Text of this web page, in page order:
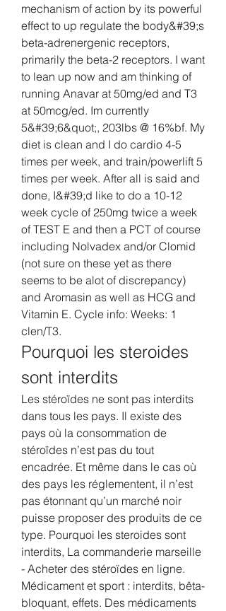
mechanism of action by its powerful
effect to up regulate the body&#39;s
beta-adrenergenic receptors,
primarily the beta-2 receptors. I want
to lean up now and am thinking of
running Anavar at 50mg/ed and T3
at 50mcg/ed. Im currently
5&#39;6&quot;, 203lbs @ 16%bf. My
diet is clean and I do cardio 4-5
times per week, and train/powerlift 5
times per week. After all is said and
done, I&#39;d like to do a 10-12
week cycle of 250mg twice a week
of TEST E and then a PCT of course
including Nolvadex and/or Clomid
(not sure on these yet as there
seems to be alot of discrepancy)
and Aromasin as well as HCG and
Vitamin E. Cycle info: Weeks: 1
clen/T3.
Pourquoi les steroides
sont interdits
Les stéroïdes ne sont pas interdits
dans tous les pays. Il existe des
pays où la consommation de
stéroïdes n’est pas du tout
encadrée. Et même dans le cas où
des pays les réglementent, il n’est
pas étonnant qu’un marché noir
puisse proposer des produits de ce
type. Pourquoi les steroides sont
interdits, La commanderie marseille
- Acheter des stéroïdes en ligne.
Médicament et sport : interdits, bêta-
bloquant, effets. Des médicaments